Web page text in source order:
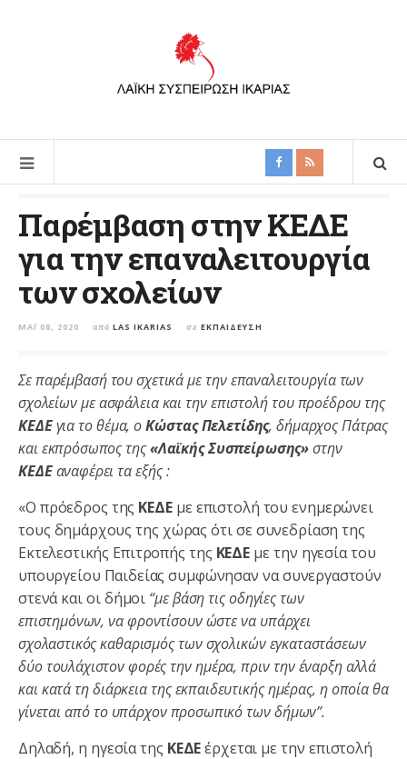
Παρέμβαση στην ΚΕΔΕ
για την επαναλειτουργία
των σχολείων
ΜΆΙ 08, 2020 από LAS IKARIAS σε ΕΚΠΑΊΔΕΥΣΗ
Σε παρέμβασή του σχετικά με την επαναλειτουργία των
σχολείων με ασφάλεια και την επιστολή του προέδρου της
ΚΕΔΕγια το θέμα, οΚώστας Πελετίδης, δήμαρχος Πάτρας
και εκπρόσωπος της«Λαϊκής Συσπείρωσης»στην
ΚΕΔΕαναφέρει τα εξής :
«Ο πρόεδρος της ΚΕΔΕ με επιστολή του ενημερώνει
τους δημάρχους της χώρας ότι σε συνεδρίαση της
Εκτελεστικής Επιτροπής της ΚΕΔΕ με την ηγεσία του
υπουργείου Παιδείας συμφώνησαν να συνεργαστούν
στενά και οι δήμοι “με βάση τις οδηγίες των
επιστημόνων, να φροντίσουν ώστε να υπάρχει
σχολαστικός καθαρισμός των σχολικών εγκαταστάσεων
δύο τουλάχιστον φορές την ημέρα, πριν την έναρξη αλλά
και κατά τη διάρκεια της εκπαιδευτικής ημέρας, η οποία θα
γίνεται από το υπάρχον προσωπικό των δήμων”.
Δηλαδή, η ηγεσία της ΚΕΔΕέρχεται με την επιστολή